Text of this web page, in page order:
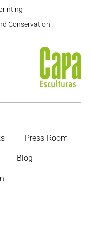
Conservation
Press Room
Blog